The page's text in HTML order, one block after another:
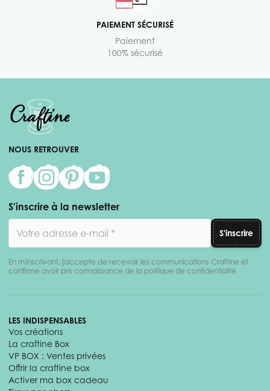
PAIEMENT SÉCURISÉ
Paiement
100% sécurisé
NOUS RETROUVER
S'inscrire à la newsletter
S'inscrire
En m'inscrivant, j'accepte de recevoir les communications Craftine et
confirme avoir pris connaissance de la politique de confidentialité
LES INDISPENSABLES
Vos créations
La craftine Box
VP BOX : Ventes privées
Offrir la craftine box
Activer ma box cadeau